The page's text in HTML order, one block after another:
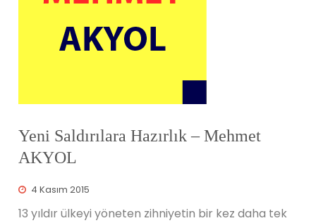
Yeni Saldırılara Hazırlık – Mehmet
AKYOL
4 Kasım 2015
13 yıldır ülkeyi yöneten zihniyetin bir kez daha tek